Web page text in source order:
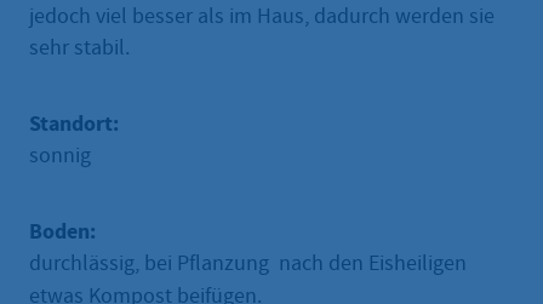
jedoch viel besser als im Haus, dadurch werden sie
sehr stabil.
Standort:
sonnig
Boden:
durchlässig, bei Pflanzung nach den Eisheiligen
etwas Kompost beifügen.